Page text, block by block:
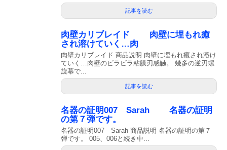
記事を読む
肉壁カリブレイド 肉壁に埋もれ癒
され溶けていく…肉
肉壁カリブレイド 商品説明 肉壁に埋もれ癒され溶け
ていく…肉壁のビラビラ粘膜刃感触。 幾多の逆刃螺
旋幕で...
記事を読む
名器の証明007 Sarah 名器の証明
の第７弾です。
名器の証明007 Sarah 商品説明 名器の証明の第７
弾です。 005、006と続き中...